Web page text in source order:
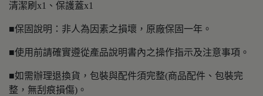
清潔刷x1、保護蓋x1
■保固說明：非人為因素之損壞，原廠保固一年。
■使用前請確實遵從產品說明書內之操作指示及注意事項。
■如需辦理退換貨，包裝與配件須完整(商品配件、包裝完
整，無刮痕損傷)。